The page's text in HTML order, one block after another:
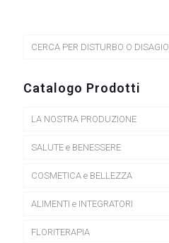
CERCA PER DISTURBO O DISAGIO
Catalogo Prodotti
LA NOSTRA PRODUZIONE
SALUTE e BENESSERE
COSMETICA e BELLEZZA
ALIMENTI e INTEGRATORI
FLORITERAPIA